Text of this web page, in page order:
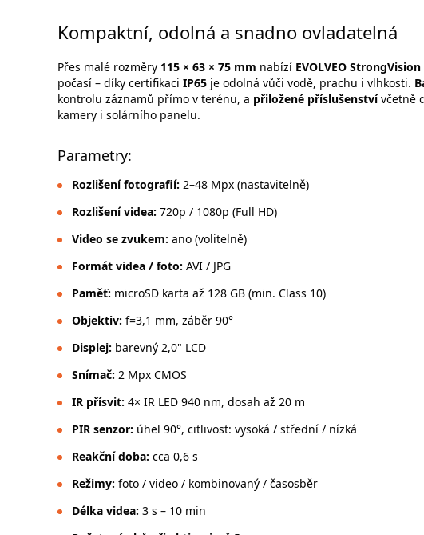
Kompaktní, odolná a snadno ovladatelná
Přes malé rozměry 115 × 63 × 75 mm nabízí EVOLVEO StrongVision
počasí – díky certifikaci IP65 je odolná vůči vodě, prachu i vlhkosti.
kontrolu záznamů přímo v terénu, a přiložené příslušenstvívčetně
kamery i solárního panelu.
Parametry:
Rozlišení fotografií: 2–48 Mpx (nastavitelně)
Rozlišení videa: 720p / 1080p (Full HD)
Video se zvukem: ano (volitelně)
Formát videa / foto: AVI / JPG
Paměť: microSD karta až 128 GB (min. Class 10)
Objektiv: f=3,1 mm, záběr 90°
Displej: barevný 2,0" LCD
Snímač: 2 Mpx CMOS
IR přísvit: 4× IR LED 940 nm, dosah až 20 m
PIR senzor: úhel 90°, citlivost: vysoká / střední / nízká
Reakční doba: cca 0,6 s
Režimy: foto / video / kombinovaný / časosběr
Délka videa: 3 s – 10 min